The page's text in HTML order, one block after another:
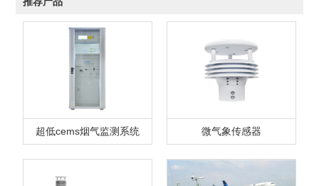
超低cems烟气监测系统 微气象传感器